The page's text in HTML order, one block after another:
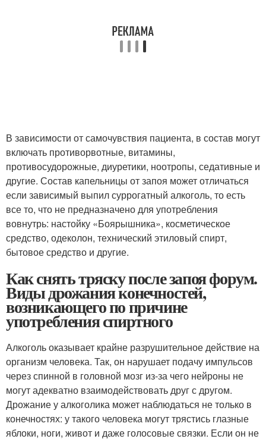
В зависимости от самочувствия пациента, в состав могут
включать противорвотные, витамины,
противосудорожные, диуретики, ноотропы, седативные и
другие. Состав капельницы от запоя может отличаться
если зависимый выпил суррогатный алкоголь, то есть
все то, что не предназначено для употребления
вовнутрь: настойку «Боярышника», косметическое
средство, одеколон, технический этиловый спирт,
бытовое средство и другие.
Как снять тряску после запоя форум.
Виды дрожания конечностей,
возникающего по причине
употребления спиртного
Алкоголь оказывает крайне разрушительное действие на
организм человека. Так, он нарушает подачу импульсов
через спинной в головной мозг из-за чего нейроны не
могут адекватно взаимодействовать друг с другом.
Дрожание у алкоголика может наблюдаться не только в
конечностях: у такого человека могут трястись глазные
яблоки, ноги, живот и даже голосовые связки. Если он не